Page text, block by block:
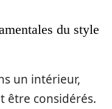
du style
un intérieur,
être considérés.